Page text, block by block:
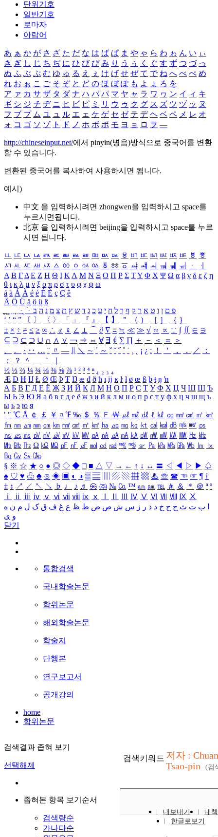
단위기호
일반기호
로마자
아랍어
あ ぁ か が さ ざ た だ な は ば ぱ ま や ゃ ら わ ゎ ん い ぃ
き ぎ し じ ち ぢ に ひ び ぴ み り う ぅ く ぐ す ず つ づ っ
ぬ ふ ぶ ぷ む ゆ ゅ る え ぇ け げ せ ぜ て で ね へ べ ぺ め
れ お ぉ こ ご そ ぞ と ど の ほ ぼ ぽ も よ ょ ろ を
ア ァ カ サ ザ タ ダ ナ ハ バ パ マ ヤ ャ ラ ワ ヮ ン イ ィ キ
ギ シ ジ チ ヂ ニ ヒ ビ ピ ミ リ ウ ゥ ク グ ス ズ ツ ヅ ッ ヌ
フ ブ プ ム ユ ュ ル エ ェ ケ ゲ セ ゼ テ デ ヘ ベ ペ メ レ オ
ォ コ ゴ ソ ゾ ト ド ノ ホ ボ ポ モ ヨ ョ ロ ヲ ―
http://chineseinput.net/에서 pinyin(병음)방식으로 중국어를 변환
할 수 있습니다.
변환된 중국어를 복사하여 사용하시면 됩니다.
예시)
中文 을 입력하시려면 zhongwen을 입력하시고 space를
누르시면됩니다.
北京 을 입력하시려면 beijing을 입력하시고 space를 누르
시면 됩니다.
ㅥ ㅦ ㅧ ㅨ ㅩ ㅪ ㅫ ㅬ ㅭ ㅮ ㅯ ㅰ ㅱ ㅲ ㅳ ㅴ ㅵ ㅶ ㅷ ㅸ
ㅹ
ㅺ ㅻ ㅼ ㅽ ㅾ ㅿ ㆀ ㆁ ㆂ ㆃ ㆄ ㆅ ㆆ ㆇ ㆈ ㆉ ㆊ ㆋ ㆌ ㆍ
ㆎ
Α Β ΓΔ Ε Ζ Η Θ Ι ΚΛ Μ Ν Ξ Ο Π Ρ Σ ΤΥ Φ Χ Ψ Ω α β γ δ ε ζ η
θ ι κ λ μ ν ξ ο π ρ σ τ υ φ χ ψ ω
á à Á À é è É È ç Ç ê
Ä Ö Ü ä ö ü ß
ִֶֹ ֻּ ׁׂ פ ם ן ו ט א ר ק ף ך ל ח י ע כ ג ד ש ץ ת צ מ נ ה ב
‘ ’ “ ” 〔 〕 〈 〉 「 」 『 』 【 】 ＂ （ ） ［ ］ ｛ ｝
± × ÷ ≠ ≤ ≥ ∞ ∴ ♂ ♀ ∠ ⊥ ⌒ ∂ ∇ ≡ ≒ ≪ ≫ √ ∽ ∝ ∵ ∫ ∬ ∈ ∋
⊆ ⊇ ⊂ ⊃ ∪ ∩ ∧ ∨ ￢ ⇒ ⇔ ∀ ∃ ∮ ∑ ∏ ＋ － ＜ ＝
＞
、
。 · ‥ … ¨ 〃 ― ＼ ∼ ´ ～ ˇ ˘ ˝ ˚ ˙ ¸ ¡ ¿ ː ！ ＇ ， ． ／
：
；
？ ＾ ｀
½ ⅓ ⅔ ¼ ¾ ⅛ ⅜ ⅝ ⅞ ¹ ² ³ ⁴ ⁿ ₁ ₂ ₃ ₄
Æ Ð Ħ Ĳ Ł Ø Œ Þ Ŧ Ŋ æ đ ð ħ ı ĳ ĸ ŀ ł ø œ ß þ ŧ ŋ ŉ
А Б В Г Д Е Ё Ж З И Й К Л М Н О П Р С Т У Ф Х Ц Ч Ш Щ Ъ
Ы Ь Э Ю Я а б в г д е ё ж з и й к л м н о п р с т у ф х ц ч ш щ ъ
ы ь э ю я
′ ″ ℃ Å ￠ ￡ ￥ ¤ ℉ ‰ ＄ ％ Ｆ ￦ ㎕ ㎖ ㎗ ℓ ㎘ ㏄ ㎣ ㎤ ㎥ ㎦
㎙ ㎚ ㎛ ㎜ ㎝ ㎞ ㎟ ㎠ ㎡ ㎢ ㏊ ㎍ ㎎ ㎏ ㏏ ㎈ ㎉ ㏈ ㎧ ㎨ ㎰
㎱ ㎲ ㎳ ㎴ ㎵ ㎶ ㎷ ㎸ ㎹ ㎀ ㎁ ㎂ ㎃ ㎄ ㎺ ㎻ ㎽ ㎾ ㎿ ㎐ ㎑
㎒ ㎓ ㎔ Ω ㏀ ㏁ ㎊ ㎋ ㎌ ㏖ ㏅ ㎭ ㎮ ㎯ ㏛ ㎩ ㎪ ㎫ ㎬ ㏝ ㏐
㏓
㏃ ㏉ ㏜ ㏆
§ ※ ☆ ★ ○ ● ◎ ◇ ◆ □ ■ △ ▽ → ← ↑ ↓ ↔ 〓 ◁ ◀ ▷ ▶ ♤
♠ ♡ ♥ ♧ ♣ ⊙ ◈ ▣ ◐ ◑ ▒ ▤ ▨ ▧ ▦ ▩ ♨ ☏ ☎ ☜ ☞ ¶ †
‡ ↕ ↗ ↙ ↖ ↘ ♭ ♩ ♪ ♬ ㉿ ㈜ № ㏇ ™ ㏂ ㏘ ℡ ＃ ＆ ＊ ＠ ª º
ⅰ
ⅱ ⅲ ⅳ ⅴ ⅵ ⅶ ⅷ ⅸ ⅹ Ⅳ Ⅴ Ⅵ Ⅶ Ⅷ Ⅸ Ⅹ
ب ت ث ج ح خ د ذ ر ز س ش ص ض ط ظ ع غ ف ق ک ل م ن ه
و ی
닫기
통합검색
국내학술논문
학위논문
해외학술논문
학술지
단행본
연구보고서
공개강의
home
학위논문
검색결과 좁혀 보기
선택해제
좁혀본 항목 보기순서
검색량순
가나다순
검색키워드 저자 :
Tsao-pin
(검
내보내기
내
한글로보기